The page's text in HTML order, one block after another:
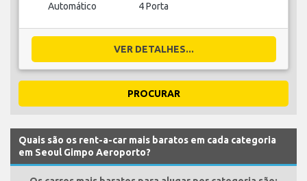
Automático 4 Porta
VER DETALHES...
PROCURAR
Quais são os rent-a-car mais baratos em cada categoria
em Seoul Gimpo Aeroporto?